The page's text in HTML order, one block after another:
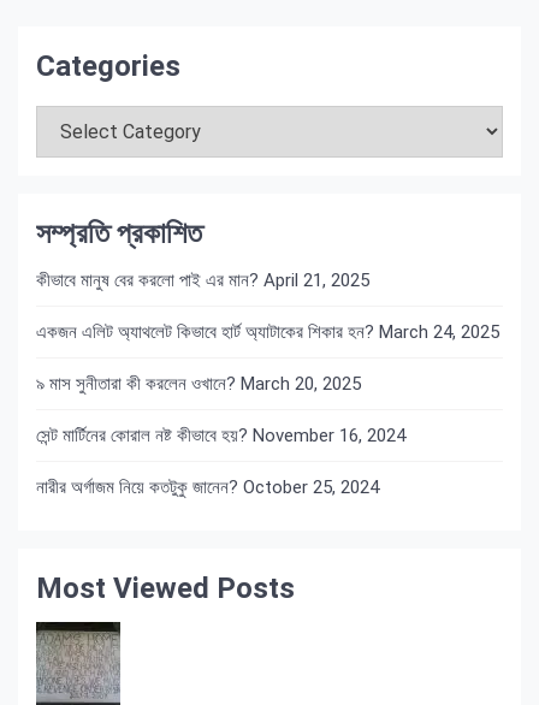
Categories
সম্প্রতি প্রকাশিত
কীভাবে মানুষ বের করলো পাই এর মান? April 21, 2025
একজন এলিট অ্যাথলেট কিভাবে হার্ট অ্যাটাকের শিকার হন? March 24, 2025
৯ মাস সুনীতারা কী করলেন ওখানে? March 20, 2025
সেন্ট মার্টিনের কোরাল নষ্ট কীভাবে হয়? November 16, 2024
নারীর অর্গাজম নিয়ে কতটুকু জানেন? October 25, 2024
Most Viewed Posts